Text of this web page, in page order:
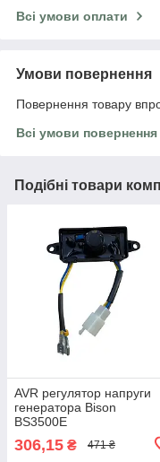
Всі умови оплати
Умови повернення
Повернення товару
Всі умови повернення
Подібні товари
AVR регулятор напруги
генератора Bison
BS3500E
306,15 ₴ 471 ₴